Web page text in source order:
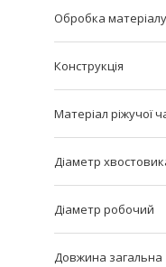
Обробка матеріалу
Конструкція
Матеріал ріжучої
Діаметр
Діаметр робочий
Довжина загальна